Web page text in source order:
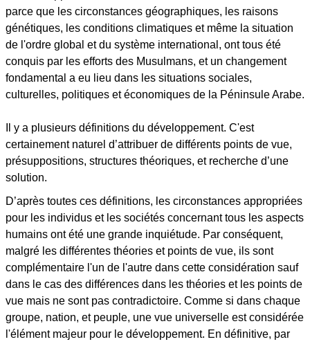
parce que les circonstances géographiques, les raisons
génétiques, les conditions climatiques et même la situation
de l'ordre global et du système international, ont tous été
conquis par les efforts des Musulmans, et un changement
fondamental a eu lieu dans les situations sociales,
culturelles, politiques et économiques de la Péninsule Arabe.
Il y a plusieurs définitions du développement. C'est
certainement naturel d’attribuer de différents points de vue,
présuppositions, structures théoriques, et recherche d’une
solution.
D’après toutes ces définitions, les circonstances appropriées
pour les individus et les sociétés concernant tous les aspects
humains ont été une grande inquiétude. Par conséquent,
malgré les différentes théories et points de vue, ils sont
complémentaire l'un de l'autre dans cette considération sauf
dans le cas des différences dans les théories et les points de
vue mais ne sont pas contradictoire. Comme si dans chaque
groupe, nation, et peuple, une vue universelle est considérée
l'élément majeur pour le développement. En définitive, par